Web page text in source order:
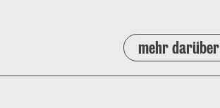
mehr darüber